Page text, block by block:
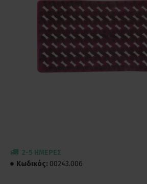
2-5 ΗΜΈΡΕΣ
Κωδικός: 00243.006